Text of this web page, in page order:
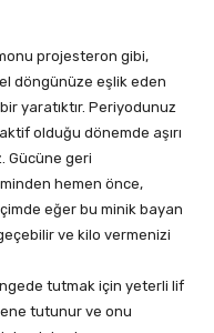
projesteron gibi,
döngünüze eşlik eden
yaratıktır. Periyodunuz
olduğu dönemde aşırı
Gücüne geri
hemen önce,
eğer bu minik bayan
ve kilo vermenizi
tutmak için yeterli lif
tutunur ve onu